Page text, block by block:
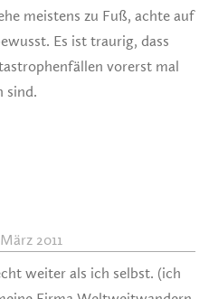
meistens zu Fuß, achte auf
Es ist traurig, dass
vorerst mal
sind.
2011
weiter als ich selbst. (ich